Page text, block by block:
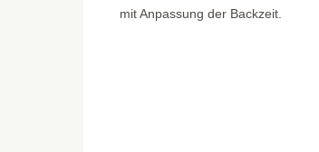
mit Anpassung der Backzeit.